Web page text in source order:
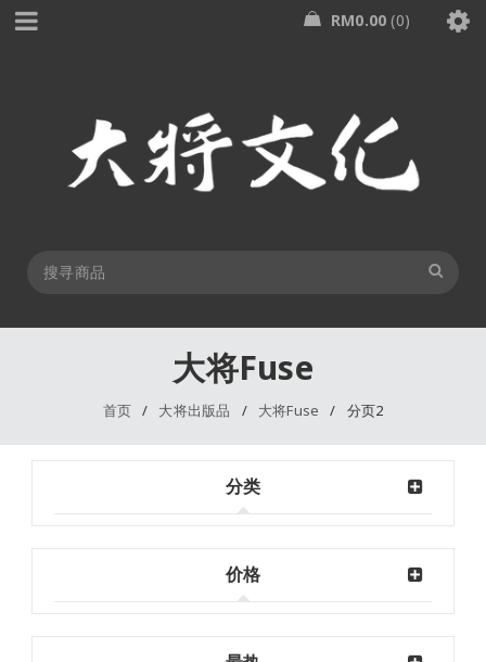
RM0.00 0
大将Fuse
首页 / 大将出版品 / 大将Fuse / 分页2
分类
价格